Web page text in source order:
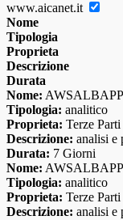
www.aicanet.it
Nome
Tipologia
Proprieta
Descrizione
Durata
Nome:
Tipologia: analitico
Proprieta: Terze Parti
Descrizione: analisi e
Durata: 7 Giorni
Nome:
Tipologia: analitico
Proprieta: Terze Parti
Descrizione: analisi e